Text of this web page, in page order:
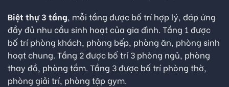
Biệt thự 3 tầng, mỗi tầng được bố trí hợp lý, đáp ứng
đầy đủ nhu cầu sinh hoạt của gia đình. Tầng 1 được
bố trí phòng khách, phòng bếp, phòng ăn, phòng sinh
hoạt chung. Tầng 2 được bố trí 3 phòng ngủ, phòng
thay đồ, phòng tắm. Tầng 3 được bố trí phòng thờ,
phòng giải trí, phòng tập gym.